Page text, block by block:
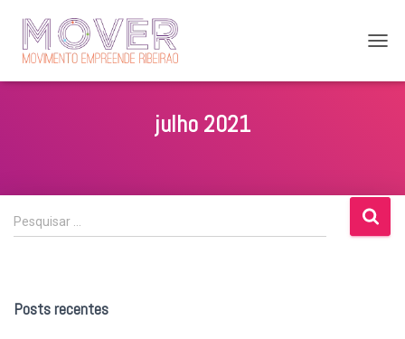
julho 2021
P
e
i
Pesquisar …
Posts recentes